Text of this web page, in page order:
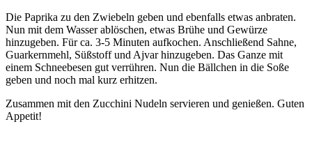
Die Paprika zu den Zwiebeln geben und ebenfalls etwas anbraten.
Nun mit dem Wasser ablöschen, etwas Brühe und Gewürze
hinzugeben. Für ca. 3-5 Minuten aufkochen. Anschließend Sahne,
Guarkernmehl, Süßstoff und Ajvar hinzugeben. Das Ganze mit
einem Schneebesen gut verrühren. Nun die Bällchen in die Soße
geben und noch mal kurz erhitzen.
Zusammen mit den Zucchini Nudeln servieren und genießen. Guten
Appetit!